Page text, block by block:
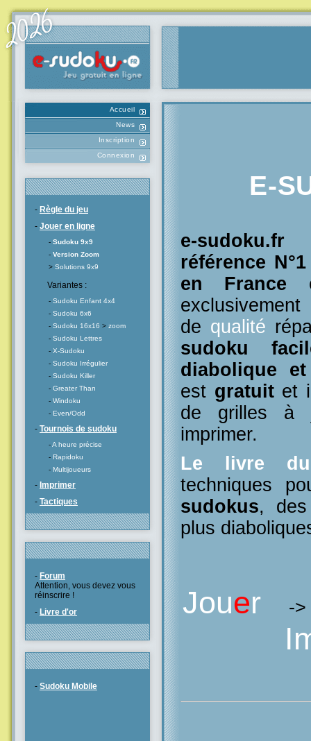
Accueil
News
Inscription
Connexion
- Règle du jeu
- Jouer en ligne
- Sudoku 9x9
- Version Zoom
> Solutions 9x9
Variantes :
- Sudoku Enfant 4x4
- Sudoku 6x6
- Sudoku 16x16 > zoom
- Sudoku Lettres
- X-Sudoku
- Sudoku Irrégulier
- Sudoku Killer
- Greater Than
- Windoku
- Even/Odd
- Tournois de sudoku
-A heure précise
- Rapidoku
- Multijoueurs
- Imprimer
- Tactiques
- Forum
Attention, vous devez vous
réinscrire !
- Livre d'or
- Sudoku Mobile
E-
e-
référence
en France
de qualité
sudoku
diabolique
est gratuitet
de grilles à
imprimer.
Le livre du
techniques
sudokus,
plus
Jouer -